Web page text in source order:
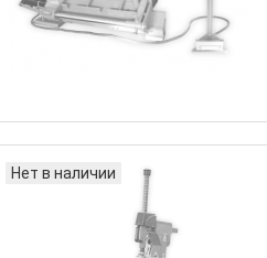
Нет в наличии